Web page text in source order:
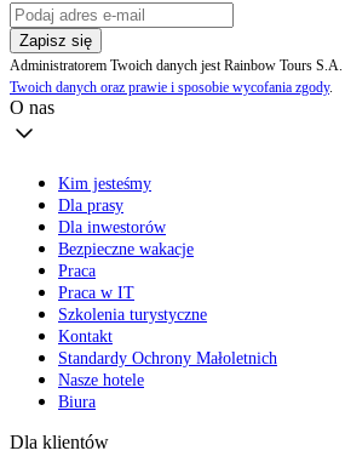
Zapisz się
Administratorem Twoich danych jest Rainbow Tours S.A.
Twoich danych oraz prawie i sposobie wycofania zgody.
O nas
Kim jesteśmy
Dla prasy
Dla inwestorów
Bezpieczne wakacje
Praca
Praca w IT
Szkolenia turystyczne
Kontakt
Standardy Ochrony Małoletnich
Nasze hotele
Biura
Dla klientów